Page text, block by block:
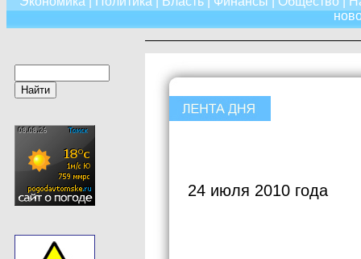
24 июля 2010 года